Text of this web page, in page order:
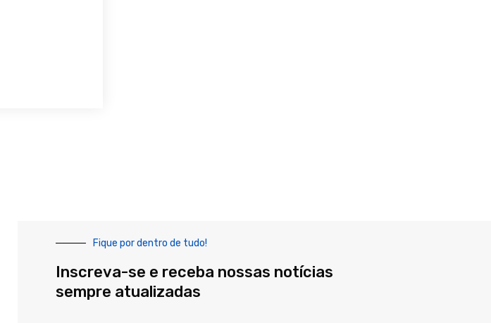
Fique por dentro de tudo!
Inscreva-se e receba nossas notícias
sempre atualizadas